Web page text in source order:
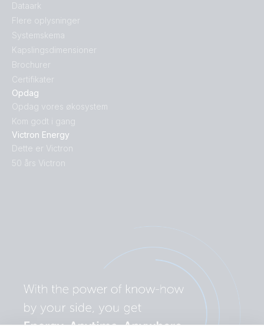
Opdag
Opdag vores økosystem
Kom godt i gang
Victron Energy
Dette er Victron
50 års Victron
Dataark
Flere oplysninger
Systemskema
Kapslingsdimensioner
Brochurer
Certifikater